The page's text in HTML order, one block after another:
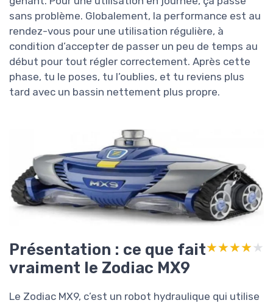
sans problème. Globalement, la performance est au
rendez-vous pour une utilisation régulière, à
condition d’accepter de passer un peu de temps au
début pour tout régler correctement. Après cette
phase, tu le poses, tu l’oublies, et tu reviens plus
tard avec un bassin nettement plus propre.
Présentation : ce que fait
vraiment le Zodiac MX9
★★★★★
★★★★★
Le Zodiac MX9, c’est un robot hydraulique qui utilise